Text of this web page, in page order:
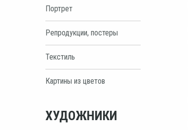
Портрет
Репродукции, постеры
Текстиль
Картины из цветов
ХУДОЖНИКИ